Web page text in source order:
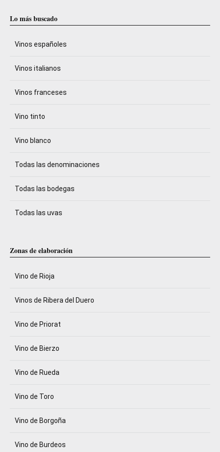
Lo más buscado
Vinos españoles
Vinos italianos
Vinos franceses
Vino tinto
Vino blanco
Todas las denominaciones
Todas las bodegas
Todas las uvas
Zonas de elaboración
Vino de Rioja
Vinos de Ribera del Duero
Vino de Priorat
Vino de Bierzo
Vino de Rueda
Vino de Toro
Vino de Borgoña
Vino de Burdeos